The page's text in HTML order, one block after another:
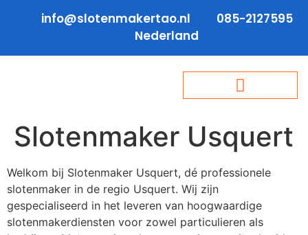
info@slotenmakertao.nl
085-2127595
Nederland
Slotenmaker Usquert
Welkom bij Slotenmaker Usquert, dé professionele
slotenmaker in de regio Usquert. Wij zijn
gespecialiseerd in het leveren van hoogwaardige
slotenmakerdiensten voor zowel particulieren als